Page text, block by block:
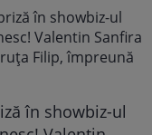
public fostei
în showbiz-ul